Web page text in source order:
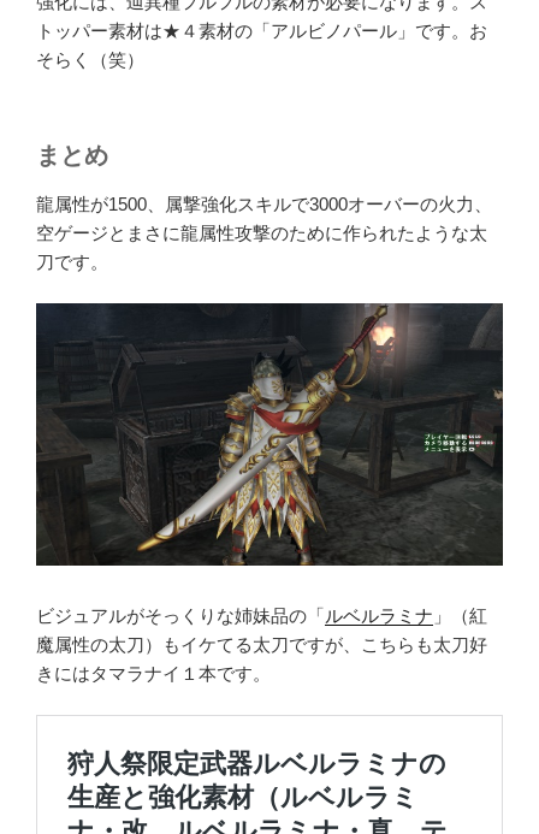
トッパー素材は★４素材の「アルビノパール」です。お
そらく（笑）
まとめ
龍属性が1500、属撃強化スキルで3000オーバーの火力、
空ゲージとまさに龍属性攻撃のために作られたような太
刀です。
ビジュアルがそっくりな姉妹品の「ルベルラミナ 」（紅
魔属性の太刀）もイケてる太刀ですが、こちらも太刀好
きにはタマラナイ１本です。